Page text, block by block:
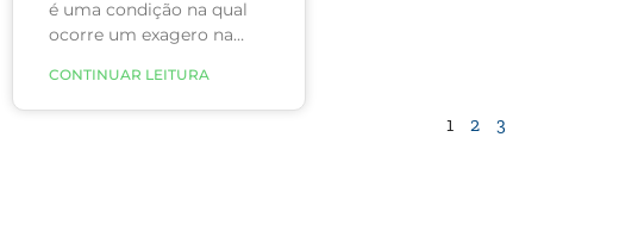
é uma condição na qual
ocorre um exagero na
fria, causando
estreitamento dos vasos
CONTINUAR LEITURA
1 2 3